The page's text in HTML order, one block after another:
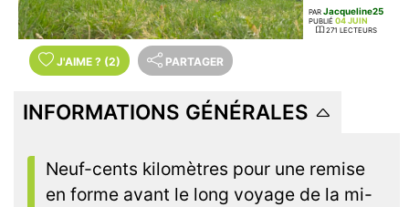
PAR Jacqueline25
PUBLIÉ 04 JUIN
271 LECTEURS
J'AIME ? (2) PARTAGER
INFORMATIONS GÉNÉRALES
Neuf-cents kilomètres pour une remise
en forme avant le long voyage de la mi-